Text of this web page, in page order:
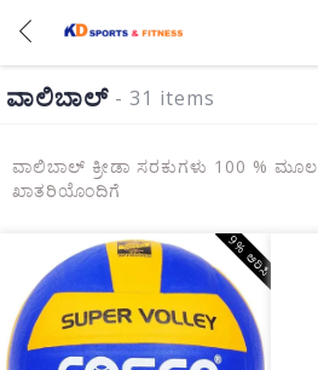
ವಾಲಿಬಾಲ್ - 31 items
ವಾಲಿಬಾಲ್ ಕ್ರೀಡಾ ಸರಕುಗಳು 100 %
ಖಾತರಿಯೊಂದಿಗೆ
9% ಆರಿಸಿ